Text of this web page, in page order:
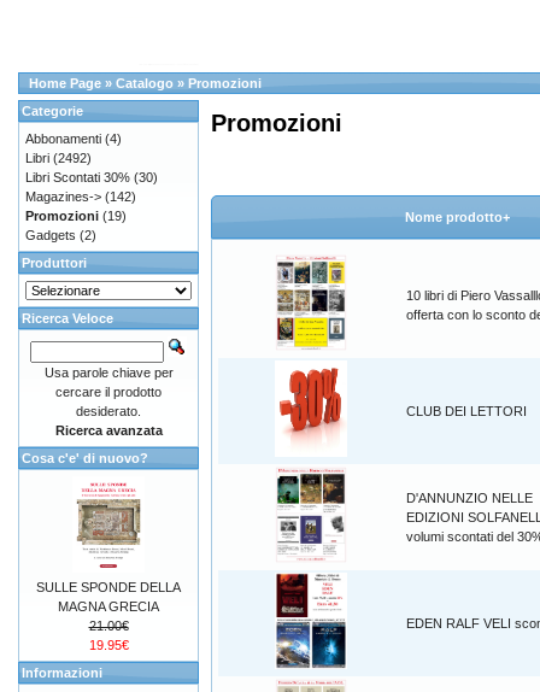
Home Page » Catalogo » Promozioni
Promozioni
Nome prodotto+
10 libri di Piero
offerta con lo sconto
CLUB DEI LETTORI
D'ANNUNZIO NELLE
EDIZIONI
volumi scontati del
EDEN RALF VELI
Categorie
Abbonamenti (4)
Libri (2492)
Libri Scontati 30% (30)
Magazines-> (142)
Promozioni (19)
Gadgets (2)
Produttori
Ricerca Veloce
Usa parole chiave per
cercare il prodotto
desiderato.
Ricerca avanzata
Cosa c'e' di nuovo?
SULLE SPONDE DELLA
MAGNA GRECIA
21.00€
19.95€
Informazioni